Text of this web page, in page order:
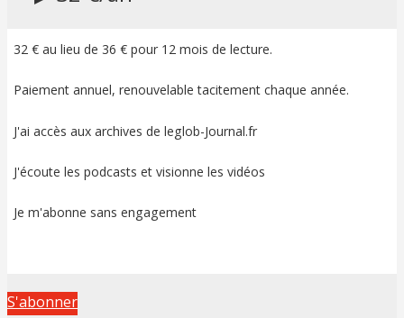
32 € au lieu de 36 € pour 12 mois de lecture.
Paiement annuel, renouvelable tacitement chaque année.
J'ai accès aux archives de leglob-Journal.fr
J'écoute les podcasts et visionne les vidéos
Je m'abonne sans engagement
S'abonner